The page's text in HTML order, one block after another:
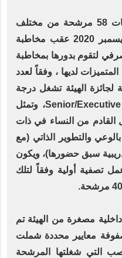
وأوضح "عمران"، أمام الحاضرين أنه قد تم تلقى طلبات 58 مرشحة من مختلف
القطاعات المالية غير المصرفية بنهاية يوم عمل 20 ديسمبر 2020 عقب مخاطبة
لتقوم بدورها بمخاطبة
لديها ، وفقاً لعدد
الهيئة تشغل درجة
وظيفية من ضمن "كبار المسؤولين التنفيذيين"-Senior/Executive level، وتمثل
القادم من النساء في ذات
والتطوير الذاتي (مع
سبق حضورها)، ويكون
الأقل، وتم عمل تصفية أولية وفقاً لتلك
مصغرة من الهيئة تم
وفقاً لمصفوفة معايير محددة شملت
التي شغلتها المرشحة